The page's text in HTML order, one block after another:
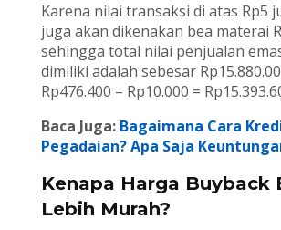
Karena nilai transaksi di atas Rp5
juga akan dikenakan bea materai
sehingga total nilai penjualan
dimiliki adalah sebesar
Rp476.400 – Rp10.000 =
Baca Juga: Bagaimana Cara
Pegadaian? Apa Saja
Kenapa Harga Buyback
Lebih Murah?